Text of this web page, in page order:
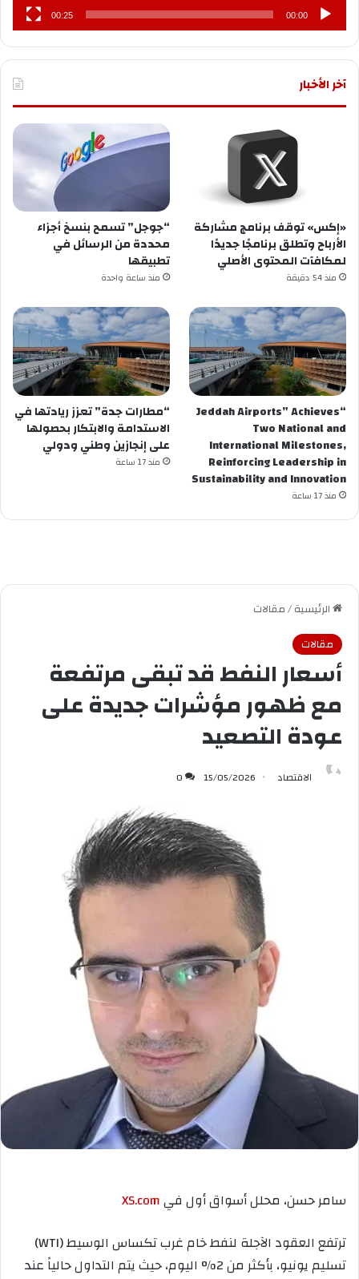
00:00
00:25
آخر الأخبار
«إكس» توقف برنامج مشاركة
الأرباح وتطلق برنامجًا جديدًا
لمكافآت المحتوى الأصلي
منذ 54 دقيقة
“جوجل” تسمح بنسخ أجزاء
محددة من الرسائل في
تطبيقها
منذ ساعة واحدة
“Jeddah Airports” Achieves
Two National and
International Milestones,
Reinforcing Leadership in
Sustainability and Innovation
منذ 17 ساعة
“مطارات جدة” تعزز ريادتها في
الاستدامة والابتكار بحصولها
على إنجازين وطني ودولي
منذ 17 ساعة